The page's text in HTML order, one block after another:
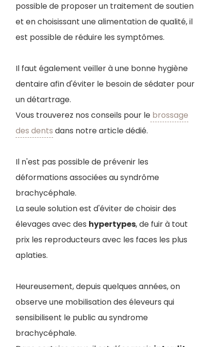
possible de proposer un traitement de soutien
et en choisissant une alimentation de qualité, il
est possible de réduire les symptômes.
Il faut également veiller à une bonne hygiène
dentaire afin d'éviter le besoin de sédater pour
un détartrage.
Vous trouverez nos conseils pour le brossage
des dents dans notre article dédié.
Il n'est pas possible de prévenir les
déformations associées au syndrôme
brachycéphale.
La seule solution est d'éviter de choisir des
élevages avec des hypertypes, de fuir à tout
prix les reproducteurs avec les faces les plus
aplaties.
Heureusement, depuis quelques années, on
observe une mobilisation des éleveurs qui
sensibilisent le public au syndrome
brachycéphale.